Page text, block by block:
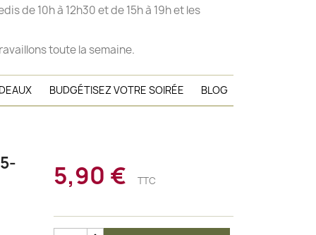
de 10h à 12h30 et de 15h à 19h et les
toute la semaine.
BUDGÉTISEZ VOTRE SOIRÉE BLOG
5,90 € TTC